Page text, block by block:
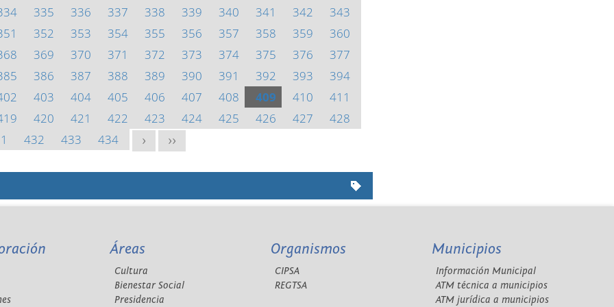
335 336 337 338 339 340 341 342
343
352 353 354 355 356 357 358 359
360
369 370 371 372 373 374 375 376
377
386 387 388 389 390 391 392 393
394
403 404 405 406 407 408 409 410
411
420 421 422 423 424 425 426 427
428
432 433 434 > >>
Áreas
Cultura
Bienestar Social
Presidencia
Organismos
CIPSA
REGTSA
Municipios
Información Municipal
ATM técnica a municipios
ATM jurídica a municipios